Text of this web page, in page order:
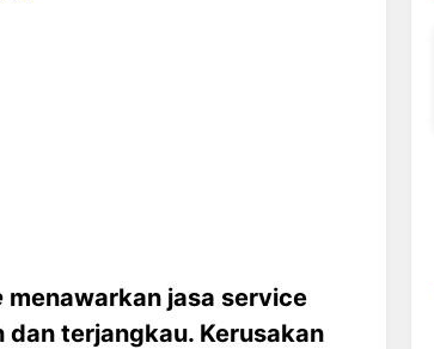
menawarkan jasa service
terjangkau. Kerusakan